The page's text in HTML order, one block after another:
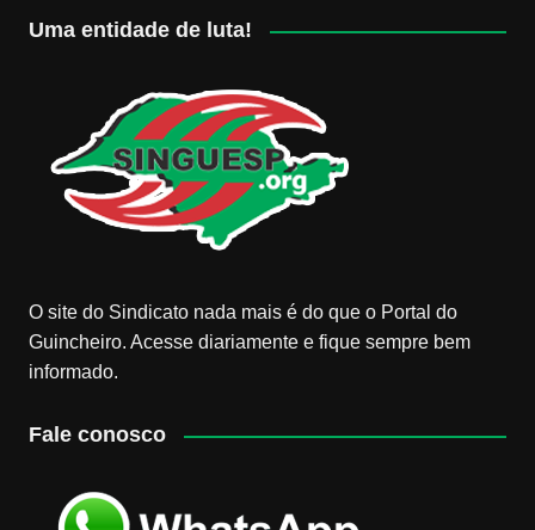
Uma entidade de luta!
O site do Sindicato nada mais é do que o Portal do
Guincheiro. Acesse diariamente e fique sempre bem
informado.
Fale conosco